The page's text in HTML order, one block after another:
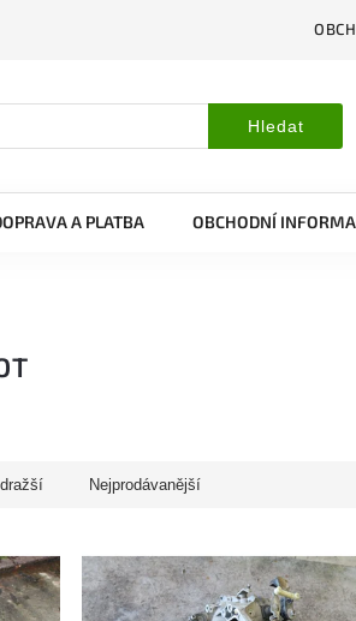
Hledat
A PLATBA OBCHODNÍ
Nejprodávanější